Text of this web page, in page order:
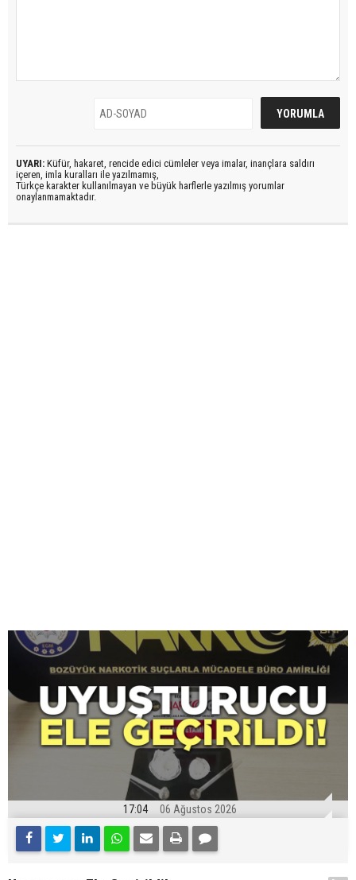
UYARI: Küfür, hakaret, rencide edici cümleler veya imalar, inançlara saldırı
içeren, imla kuralları ile yazılmamış,
Türkçe karakter kullanılmayan ve büyük harflerle yazılmış yorumlar
onaylanmamaktadır.
17:04 06 Ağustos 2026